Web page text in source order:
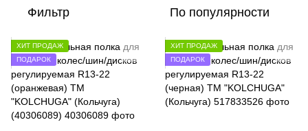
Фильтр По популярности
ХИТ ПРОДАЖ
ПОДАРОК
ХИТ ПРОДАЖ
ПОДАРОК